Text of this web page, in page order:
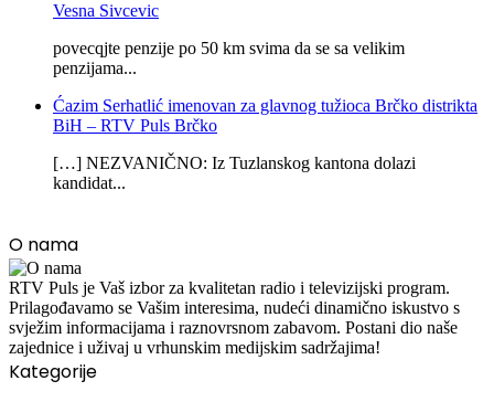
Vesna Sivcevic
povecqjte penzije po 50 km svima da se sa velikim
penzijama...
Ćazim Serhatlić imenovan za glavnog tužioca Brčko distrikta
BiH – RTV Puls Brčko
[…] NEZVANIČNO: Iz Tuzlanskog kantona dolazi
kandidat...
O nama
RTV Puls je Vaš izbor za kvalitetan radio i televizijski program.
Prilagođavamo se Vašim interesima, nudeći dinamično iskustvo s
svježim informacijama i raznovrsnom zabavom. Postani dio naše
zajednice i uživaj u vrhunskim medijskim sadržajima!
Kategorije